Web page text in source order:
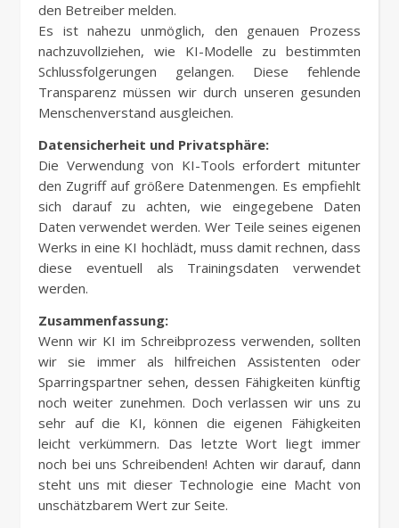
den Betreiber melden.
Es ist nahezu unmöglich, den genauen Prozess
nachzuvollziehen, wie KI-Modelle zu bestimmten
Schlussfolgerungen gelangen. Diese fehlende
Transparenz müssen wir durch unseren gesunden
Menschenverstand ausgleichen.
Datensicherheit und Privatsphäre:
Die Verwendung von KI-Tools erfordert mitunter
den Zugriff auf größere Datenmengen. Es empfiehlt
sich darauf zu achten, wie eingegebene Daten
Daten verwendet werden. Wer Teile seines eigenen
Werks in eine KI hochlädt, muss damit rechnen, dass
diese eventuell als Trainingsdaten verwendet
werden.
Zusammenfassung:
Wenn wir KI im Schreibprozess verwenden, sollten
wir sie immer als hilfreichen Assistenten oder
Sparringspartner sehen, dessen Fähigkeiten künftig
noch weiter zunehmen. Doch verlassen wir uns zu
sehr auf die KI, können die eigenen Fähigkeiten
leicht verkümmern. Das letzte Wort liegt immer
noch bei uns Schreibenden! Achten wir darauf, dann
steht uns mit dieser Technologie eine Macht von
unschätzbarem Wert zur Seite.